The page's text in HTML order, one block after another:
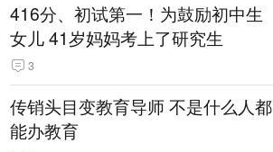
416分、初试第一！为鼓励初中生
女儿 41岁妈妈考上了研究生
3
传销头目变教育导师 不是什么人都
能办教育